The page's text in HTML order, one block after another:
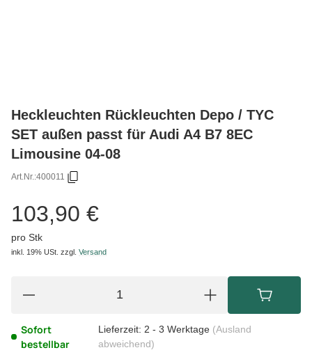
Heckleuchten Rückleuchten Depo / TYC
SET außen passt für Audi A4 B7 8EC
Limousine 04-08
Art.Nr.:400011
103,90 €
pro Stk
inkl. 19% USt. zzgl. Versand
Sofort
bestellbar
Lieferzeit: 2 - 3 Werktage (Ausland
abweichend)